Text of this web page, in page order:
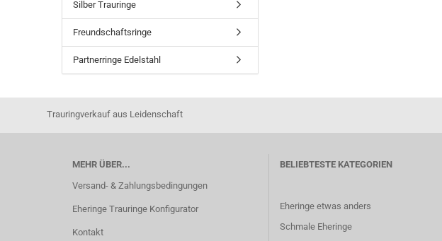
Silber Trauringe
Freundschaftsringe
Partnerringe Edelstahl
Trauringverkauf aus Leidenschaft
MEHR ÜBER...
Versand- & Zahlungsbedingungen
Eheringe Trauringe Konfigurator
Kontakt
BELIEBTESTE KATEGORIEN
Eheringe etwas anders
Schmale Eheringe